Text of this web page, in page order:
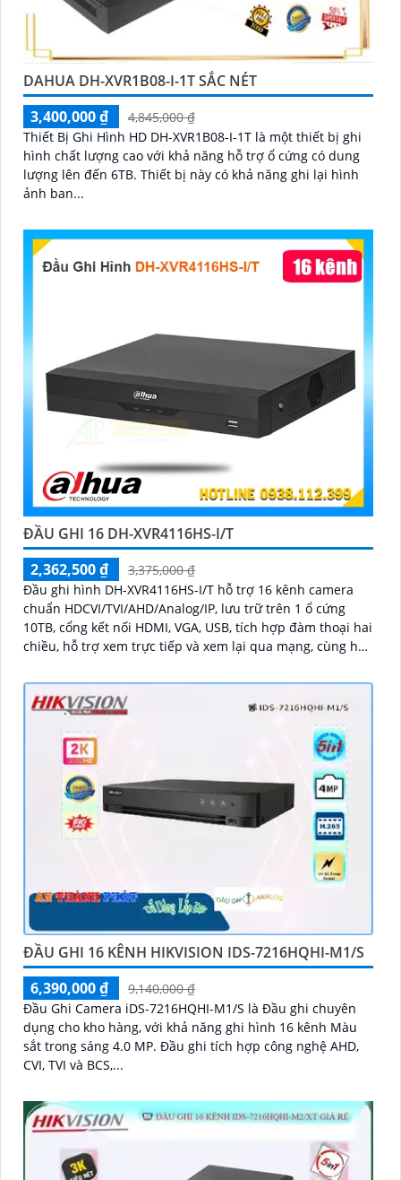
DAHUA DH-XVR1B08-I-1T SẮC NÉT
3,400,000 ₫
4,845,000 ₫
Thiết Bị Ghi Hình HD DH-XVR1B08-I-1T là một thiết bị ghi
hình chất lượng cao với khả năng hỗ trợ ổ cứng có dung
lượng lên đến 6TB. Thiết bị này có khả năng ghi lại hình
ảnh ban...
ĐẦU GHI 16 DH-XVR4116HS-I/T
2,362,500 ₫
3,375,000 ₫
Đầu ghi hình DH-XVR4116HS-I/T hỗ trợ 16 kênh camera
chuẩn HDCVI/TVI/AHD/Analog/IP, lưu trữ trên 1 ổ cứng
10TB, cổng kết nối HDMI, VGA, USB, tích hợp đàm thoại hai
chiều, hỗ trợ xem trực tiếp và xem lại qua mạng, cùng hỗ
ĐẦU GHI 16 KÊNH HIKVISION IDS-7216HQHI-M1/S
6,390,000 ₫
9,140,000 ₫
Đầu Ghi Camera iDS-7216HQHI-M1/S là Đầu ghi chuyên
dụng cho kho hàng, với khả năng ghi hình 16 kênh Màu
sắt trong sáng 4.0 MP. Đầu ghi tích hợp công nghệ AHD,
CVI, TVI và BCS,...